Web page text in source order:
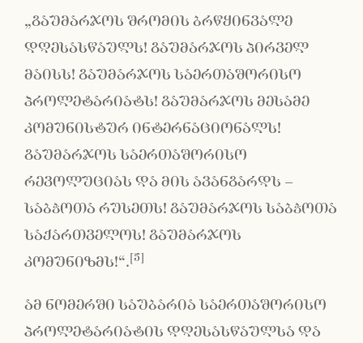
„გაუმარჯოს შრომის ბრწყინვალე
დღესასწაულს! გაუმარჯოს პირველ
მაისს! გაუმარჯოს საერთაშორისო
პროლეტარიატს! გაუმარჯოს მესამე
კომუნისტურ ინტერნაციონალს!
გაუმარჯოს საერთაშორისო
რევოლუციას და მის ავანგარდს –
საბჭოთა რუსეთს! გაუმარჯოს საბჭოთა
საქართველოს! გაუმარჯოს
კომუნიზმს!“.[5]
ამ ნომერში საუბარია საერთაშორისო
პროლეტარიატის დღესასწაულსა და